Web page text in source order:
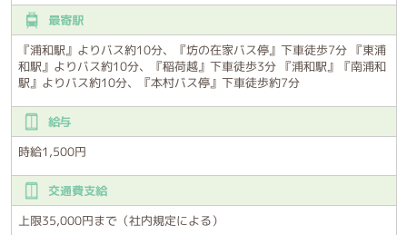
最寄駅
『浦和駅』よりバス約10分、『坊の在家バス停』下車徒歩7分 『東浦
和駅』よりバス約10分、『稲荷越』下車徒歩3分 『浦和駅』『南浦和
駅』よりバス約10分、『本村バス停』下車徒歩約7分
給与
時給1,500円
交通費支給
上限35,000円まで（社内規定による）